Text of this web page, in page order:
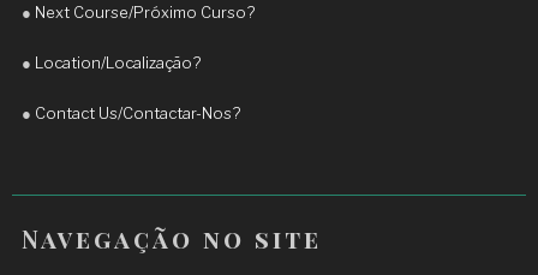
● Next Course/Próximo Curso?
● Location/Localização?
● Contact Us/Contactar-Nos?
Navegação no site